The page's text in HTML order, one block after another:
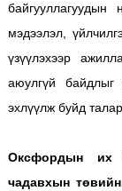
байгууллагуудын
мэдээлэл,
үзүүлэхээр
аюулгүй
эхлүүлж буйд
Оксфордын их
чадавхын